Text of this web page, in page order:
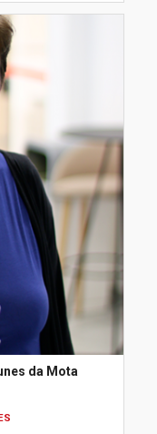
da Mota